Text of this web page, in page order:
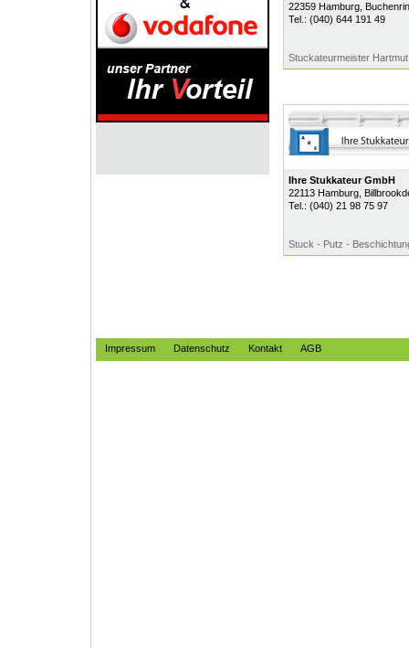
22359 Hamburg,
Tel.: (040) 644 191 49
Stuckateurmeister
Ihre Stukkateur GmbH
22113 Hamburg,
Tel.: (040) 21 98 75 97
Stuck - Putz -
Impressum Datenschutz Kontakt AGB